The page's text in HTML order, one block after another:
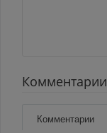
Комментарии
Комментарии